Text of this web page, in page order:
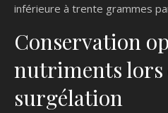
inférieure à trente grammes
Conservation
nutriments lors
surgélation